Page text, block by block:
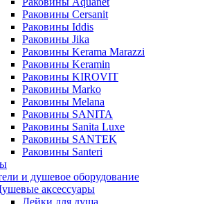
Раковины Cersanit
Раковины Iddis
Раковины Jika
Раковины Kerama Marazzi
Раковины Keramin
Раковины KIROVIT
Раковины Marko
Раковины Melana
Раковины SANITA
Раковины Sanita Luxe
Раковины SANTEK
Раковины Santeri
и душевое оборудование
аксессуары